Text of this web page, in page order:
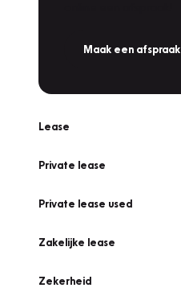
Maak een afspraak
Lease
Private lease
Private lease used
Zakelijke lease
Zekerheid